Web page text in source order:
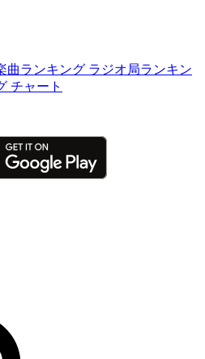
曲ランキング ラジオ局ランキン
チャート